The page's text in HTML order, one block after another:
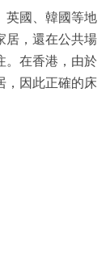
英國、韓國等地
居，還在公共場
。在香港，由於
，因此正確的床